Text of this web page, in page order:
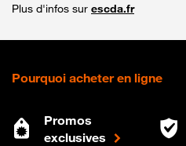
Plus d'infos sur escda.fr
Pourquoi acheter en ligne
Promos
exclusives